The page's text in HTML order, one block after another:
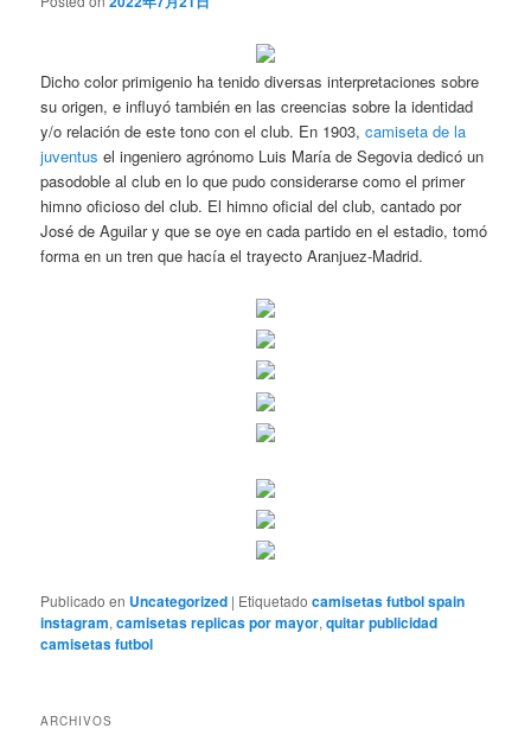
Dicho color primigenio ha tenido diversas interpretaciones sobre
su origen, e influyó también en las creencias sobre la identidad
y/o relación de este tono con el club. En 1903,camiseta de la
juventus el ingeniero agrónomo Luis María de Segovia dedicó un
pasodoble al club en lo que pudo considerarse como el primer
himno oficioso del club. El himno oficial del club, cantado por
José de Aguilar y que se oye en cada partido en el estadio, tomó
forma en un tren que hacía el trayecto Aranjuez-Madrid.
Publicado en Uncategorized | Etiquetado camisetas futbol spain
instagram,camisetas replicas por mayor,quitar publicidad
camisetas futbol
ARCHIVOS